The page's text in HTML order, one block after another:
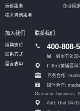
运维服务
技术咨询服务
企业风
加入我们
招聘岗位
联系方式
留言表单
联系我们
400-808-
周一到周五
广州市黄埔区
商务合作:
媒体合作:
Overseas business:
Add: Unit 04-